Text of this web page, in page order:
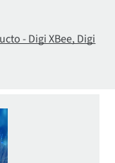
- Digi XBee, Digi